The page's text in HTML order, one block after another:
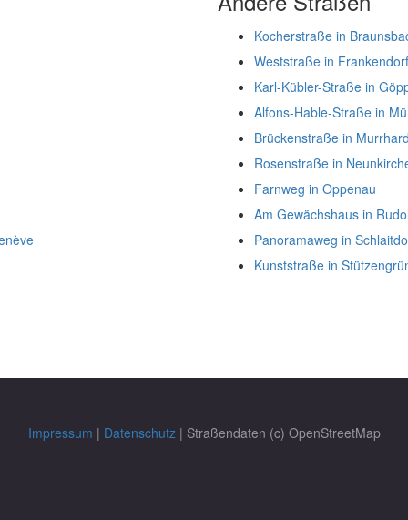
Kocherstraße in
Weststraße in Frankendorf
Karl-Kübler-Straße in
Alfons-Hable-Straße in
Brückenstraße in
Rosenstraße in
Farnweg in Oppenau
Am Gewächshaus in
Panoramaweg in
Kunststraße in
Impressum | Datenschutz| Straßendaten (c) OpenStreetMap